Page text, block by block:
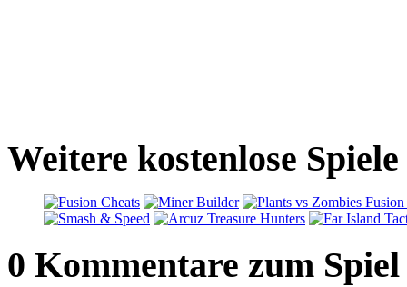
Weitere kostenlose
0 Kommentare zum Spiel